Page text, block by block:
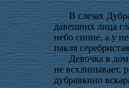
В слезах
давешних лица
небо синие, а у
пакля
Девочка в
не всхлипывает,
дубравкино